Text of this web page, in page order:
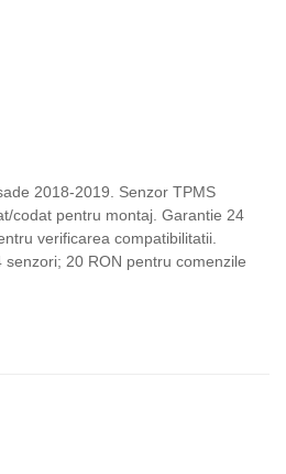
2018-2019. Senzor TPMS
codat pentru montaj. Garantie 24
verificarea compatibilitatii.
20 RON pentru comenzile